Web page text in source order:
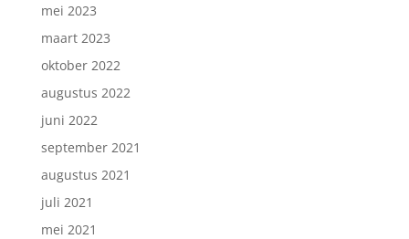
mei 2023
maart 2023
oktober 2022
augustus 2022
juni 2022
september 2021
augustus 2021
juli 2021
mei 2021